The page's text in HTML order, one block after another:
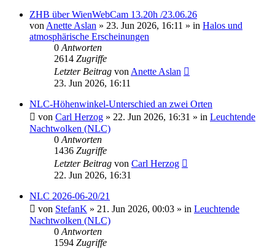
ZHB über WienWebCam 13.20h /23.06.26
von Anette Aslan » 23. Jun 2026, 16:11 » in Halos und
atmosphärische Erscheinungen
0 Antworten
2614 Zugriffe
Letzter Beitrag von Anette Aslan
23. Jun 2026, 16:11
NLC-Höhenwinkel-Unterschied an zwei Orten
von Carl Herzog » 22. Jun 2026, 16:31 » in Leuchtende
Nachtwolken (NLC)
0 Antworten
1436 Zugriffe
Letzter Beitrag von Carl Herzog
22. Jun 2026, 16:31
NLC 2026-06-20/21
von StefanK » 21. Jun 2026, 00:03 » in Leuchtende
Nachtwolken (NLC)
0 Antworten
1594 Zugriffe